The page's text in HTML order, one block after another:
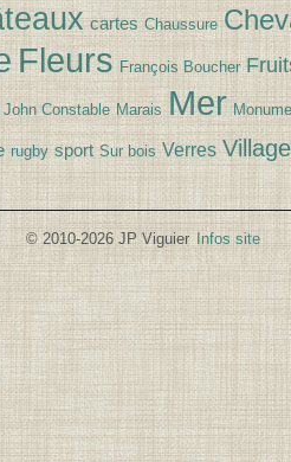
cartes Chaussure
Fleurs François Boucher
John Constable Marais Mer
rugby sport Sur bois Verres Village
© 2010-2026 JP Viguier Infos site